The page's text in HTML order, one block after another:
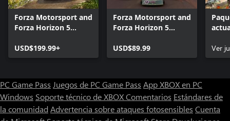
Forza Motorsport and
Forza Horizon 5
Bundle
USD$199.99+
Forza Motorsport and
Forza Horizon 5
Bundle
USD$89.99 Ver
PC Game Pass Juegos de PC Game Pass App XBOX en PC
Windows Soporte técnico de XBOXComentarios Estándares de
la comunidad Advertencia sobre ataques fotosensibles Cuenta